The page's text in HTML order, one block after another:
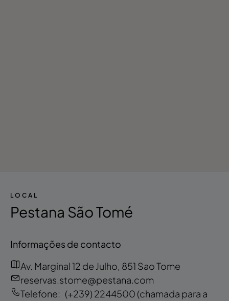
LOCAL
Pestana São Tomé
Informações de contacto
Av. Marginal 12 de Julho, 851 Sao Tome
reservas.stome@pestana.com
Telefone: (+239) 2244500 (chamada para a